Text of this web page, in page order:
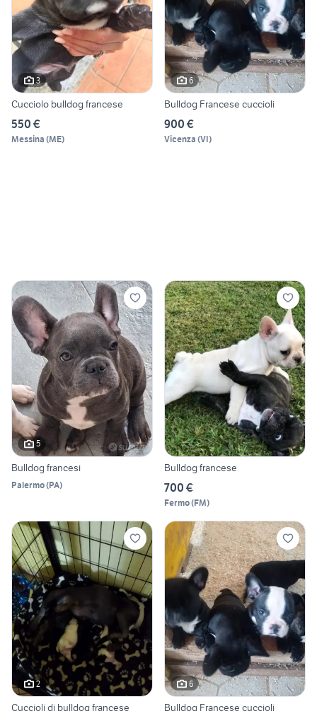
3
Cucciolo bulldog francese
550 €
Messina (ME)
6
Bulldog Francese cuccioli
900 €
Vicenza (VI)
5
Bulldog francesi
Palermo(PA)
Bulldog francese
700 €
Fermo(FM)
2
Cuccioli di bulldog francese
6
Bulldog Francese cuccioli